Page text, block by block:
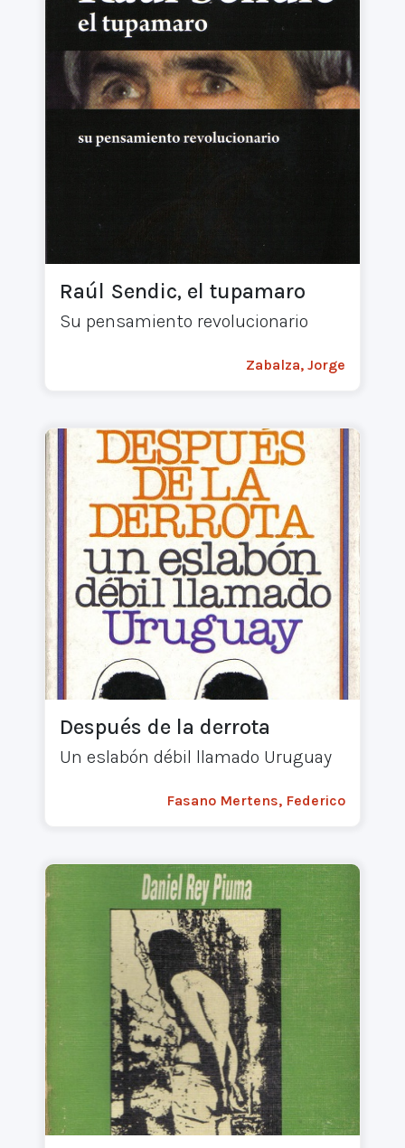
Raúl Sendic, el tupamaro
Su pensamiento revolucionario
Zabalza, Jorge
Después de la derrota
Un eslabón débil llamado Uruguay
Fasano Mertens, Federico